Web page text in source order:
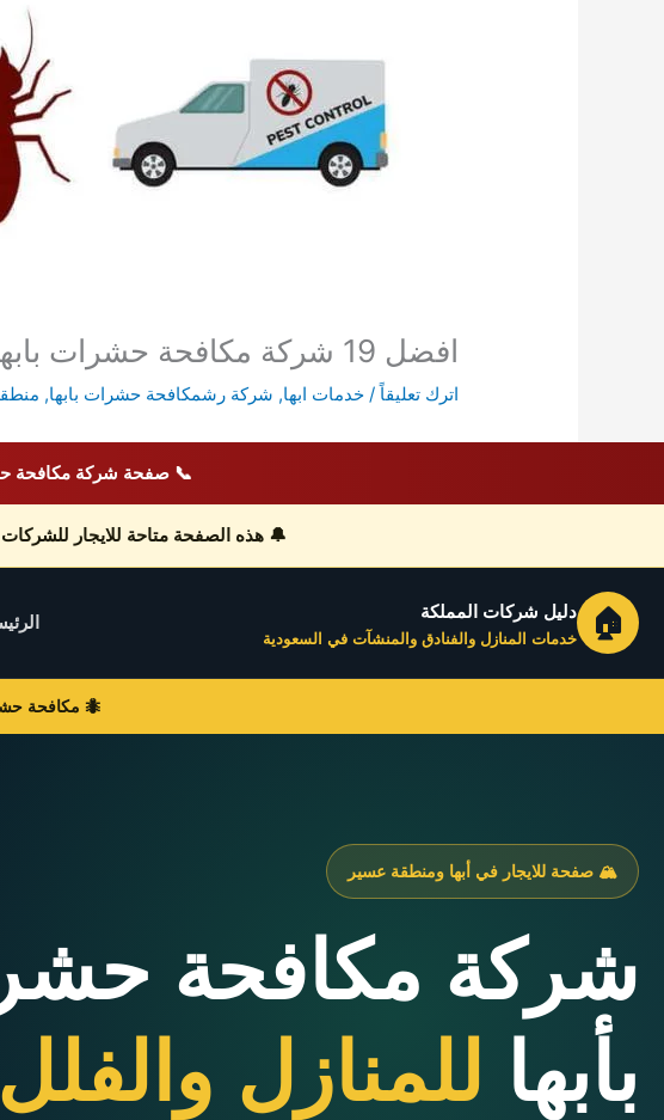
افضل 19 شركة مكافحة حشرات بابها دليل شركات لمكافحة وابادة الحشرات بابها
اترك تعليقاً /خدمات ابها, شركة رشمكافحة حشرات بابها,
📞 صفحة شركة مكافحة
🔔 هذه الصفحة متاحة للايجار
🏠 دليل شركات المملكة
خدمات المنازل والفنادق والمنشآت في السعودية
🐜 مكافحة
🏔️ صفحة للايجار في أبها ومنطقة عسير
شركة مكافحة
بأبها للمنازل والفلل